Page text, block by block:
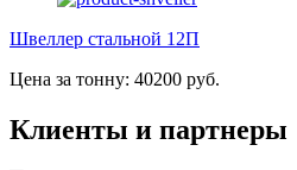
Швеллер стальной 12П
Цена за тонну: 40200 руб.
Клиенты и партнеры